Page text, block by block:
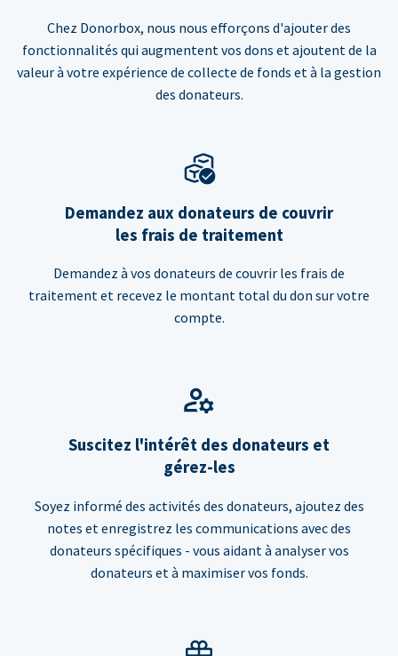
Chez Donorbox, nous nous efforçons d'ajouter des
fonctionnalités qui augmentent vos dons et ajoutent de la
valeur à votre expérience de collecte de fonds et à la gestion
des donateurs.
Demandez aux donateurs de couvrir
les frais de traitement
Demandez à vos donateurs de couvrir les frais de
traitement et recevez le montant total du don sur votre
compte.
Suscitez l'intérêt des donateurs et
gérez-les
Soyez informé des activités des donateurs, ajoutez des
notes et enregistrez les communications avec des
donateurs spécifiques - vous aidant à analyser vos
donateurs et à maximiser vos fonds.